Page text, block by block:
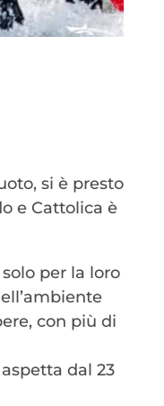
si è presto
e Cattolica è
per la loro
con più di
dal 23